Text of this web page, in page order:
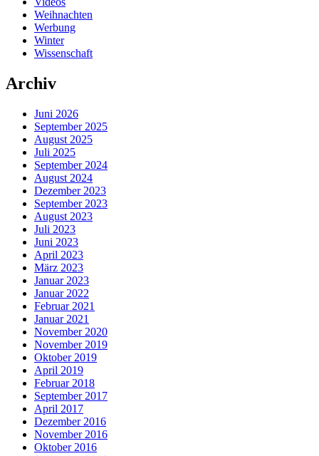
Weihnachten
Werbung
Winter
Wissenschaft
Archiv
Juni 2026
September 2025
August 2025
Juli 2025
September 2024
August 2024
Dezember 2023
September 2023
August 2023
Juli 2023
Juni 2023
April 2023
März 2023
Januar 2023
Januar 2022
Februar 2021
Januar 2021
November 2020
November 2019
Oktober 2019
April 2019
Februar 2018
September 2017
April 2017
Dezember 2016
November 2016
Oktober 2016